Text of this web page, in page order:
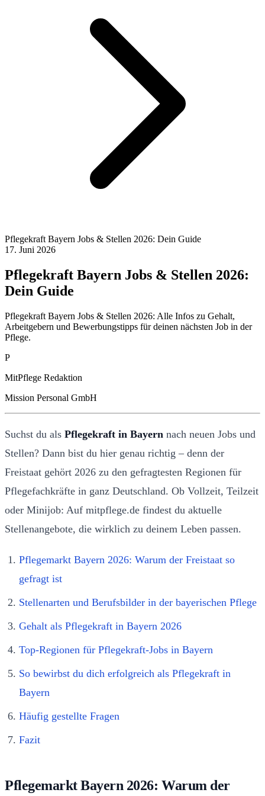
Pflegekraft Bayern Jobs & Stellen 2026: Dein Guide
17. Juni 2026
Pflegekraft Bayern Jobs & Stellen 2026:
Dein Guide
Pflegekraft Bayern Jobs & Stellen 2026: Alle Infos zu Gehalt,
Arbeitgebern und Bewerbungstipps für deinen nächsten Job in der
Pflege.
P
MitPflege Redaktion
Mission Personal GmbH
Suchst du als Pflegekraft in Bayern nach neuen Jobs und
Stellen? Dann bist du hier genau richtig – denn der
Freistaat gehört 2026 zu den gefragtesten Regionen für
Pflegefachkräfte in ganz Deutschland. Ob Vollzeit, Teilzeit
oder Minijob: Auf mitpflege.de findest du aktuelle
Stellenangebote, die wirklich zu deinem Leben passen.
Pflegemarkt Bayern 2026: Warum der Freistaat so
gefragt ist
Stellenarten und Berufsbilder in der bayerischen Pflege
Gehalt als Pflegekraft in Bayern 2026
Top-Regionen für Pflegekraft-Jobs in Bayern
So bewirbst du dich erfolgreich als Pflegekraft in
Bayern
Häufig gestellte Fragen
Fazit
Pflegemarkt Bayern 2026: Warum der